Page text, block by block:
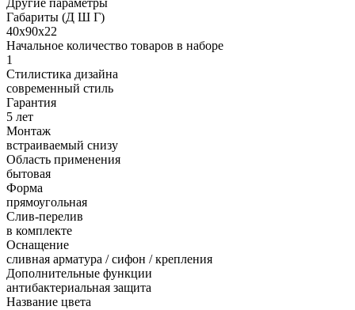
Габариты (Д Ш Г)
40х90х22
Начальное количество товаров в наборе
1
Стилистика дизайна
современный стиль
Гарантия
5 лет
Монтаж
встраиваемый снизу
Область применения
бытовая
Форма
прямоугольная
Слив-перелив
в комплекте
Оснащение
сливная арматура / сифон / крепления
Дополнительные функции
антибактериальная защита
Название цвета